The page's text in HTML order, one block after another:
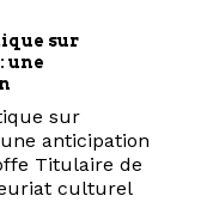
sur
une
sur
anticipation
Titulaire de
culturel